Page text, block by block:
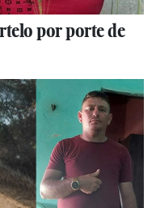
por porte de